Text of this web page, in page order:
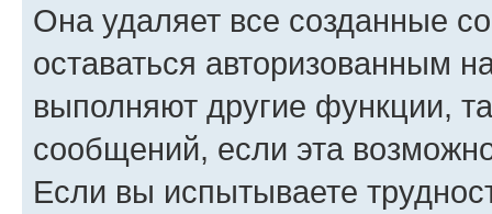
Она удаляет все созданные
оставаться авторизованным
выполняют другие функции,
сообщений, если эта
Если вы испытываете